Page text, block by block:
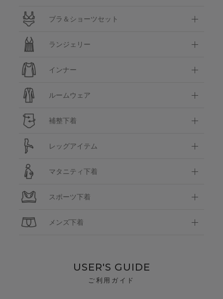
ブラ＆ショーツセット
ランジェリー
インナー
ルームウェア
補整下着
レッグアイテム
マタニティ下着
スポーツ下着
メンズ下着
USER'S GUIDE
ご利用ガイド